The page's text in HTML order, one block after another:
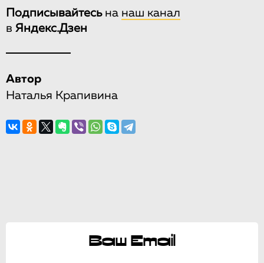
Подписывайтесьна наш канал
в Яндекс.Дзен
Автор
Наталья Крапивина
Ваш Email